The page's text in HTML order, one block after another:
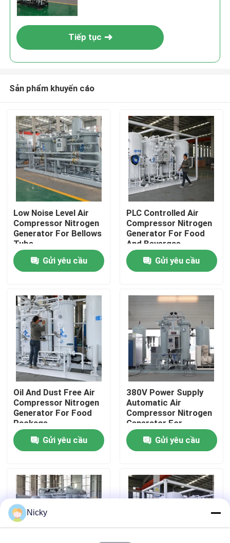
Nhà
Về chúng tôi
Chuyến tham quan nhà máy
Kiểm soát chất lượng
Liên hệ với chúng tôi
Tin tức
Yêu cầu Đặt giá
Máy tạo khí nitơ PSA
Tiếp tục
Sản phẩm khuyến cáo
Low Noise Level Air
Compressor Nitrogen
Generator For Bellows
Tube
Gửi yêu cầu
PLC Controlled Air
Compressor Nitrogen
Generator For Food
And Bevergae
Gửi yêu cầu
Oil And Dust Free Air
Compressor Nitrogen
Generator For Food
Package
Gửi yêu cầu
380V Power Supply
Automatic Air
Compressor Nitrogen
Generator For
Beverage Filling
Gửi yêu cầu
Nicky